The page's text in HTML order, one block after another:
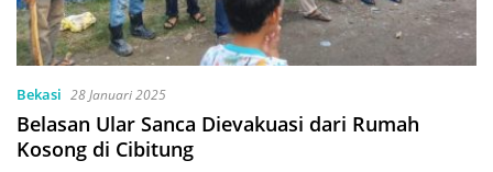
Bekasi 28 Januari 2025
Belasan Ular Sanca Dievakuasi dari Rumah
Kosong di Cibitung